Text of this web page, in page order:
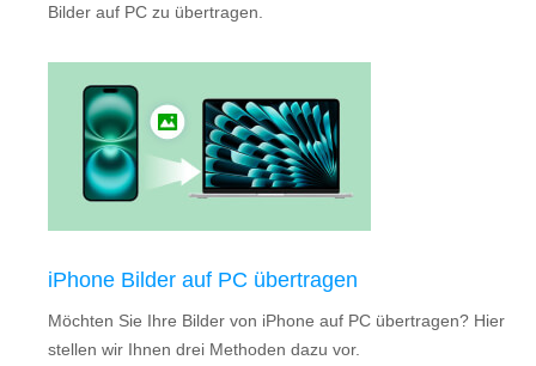
Bilder auf PC zu übertragen.
iPhone Bilder auf PC übertragen
Möchten Sie Ihre Bilder von iPhone auf PC übertragen? Hier
stellen wir Ihnen drei Methoden dazu vor.